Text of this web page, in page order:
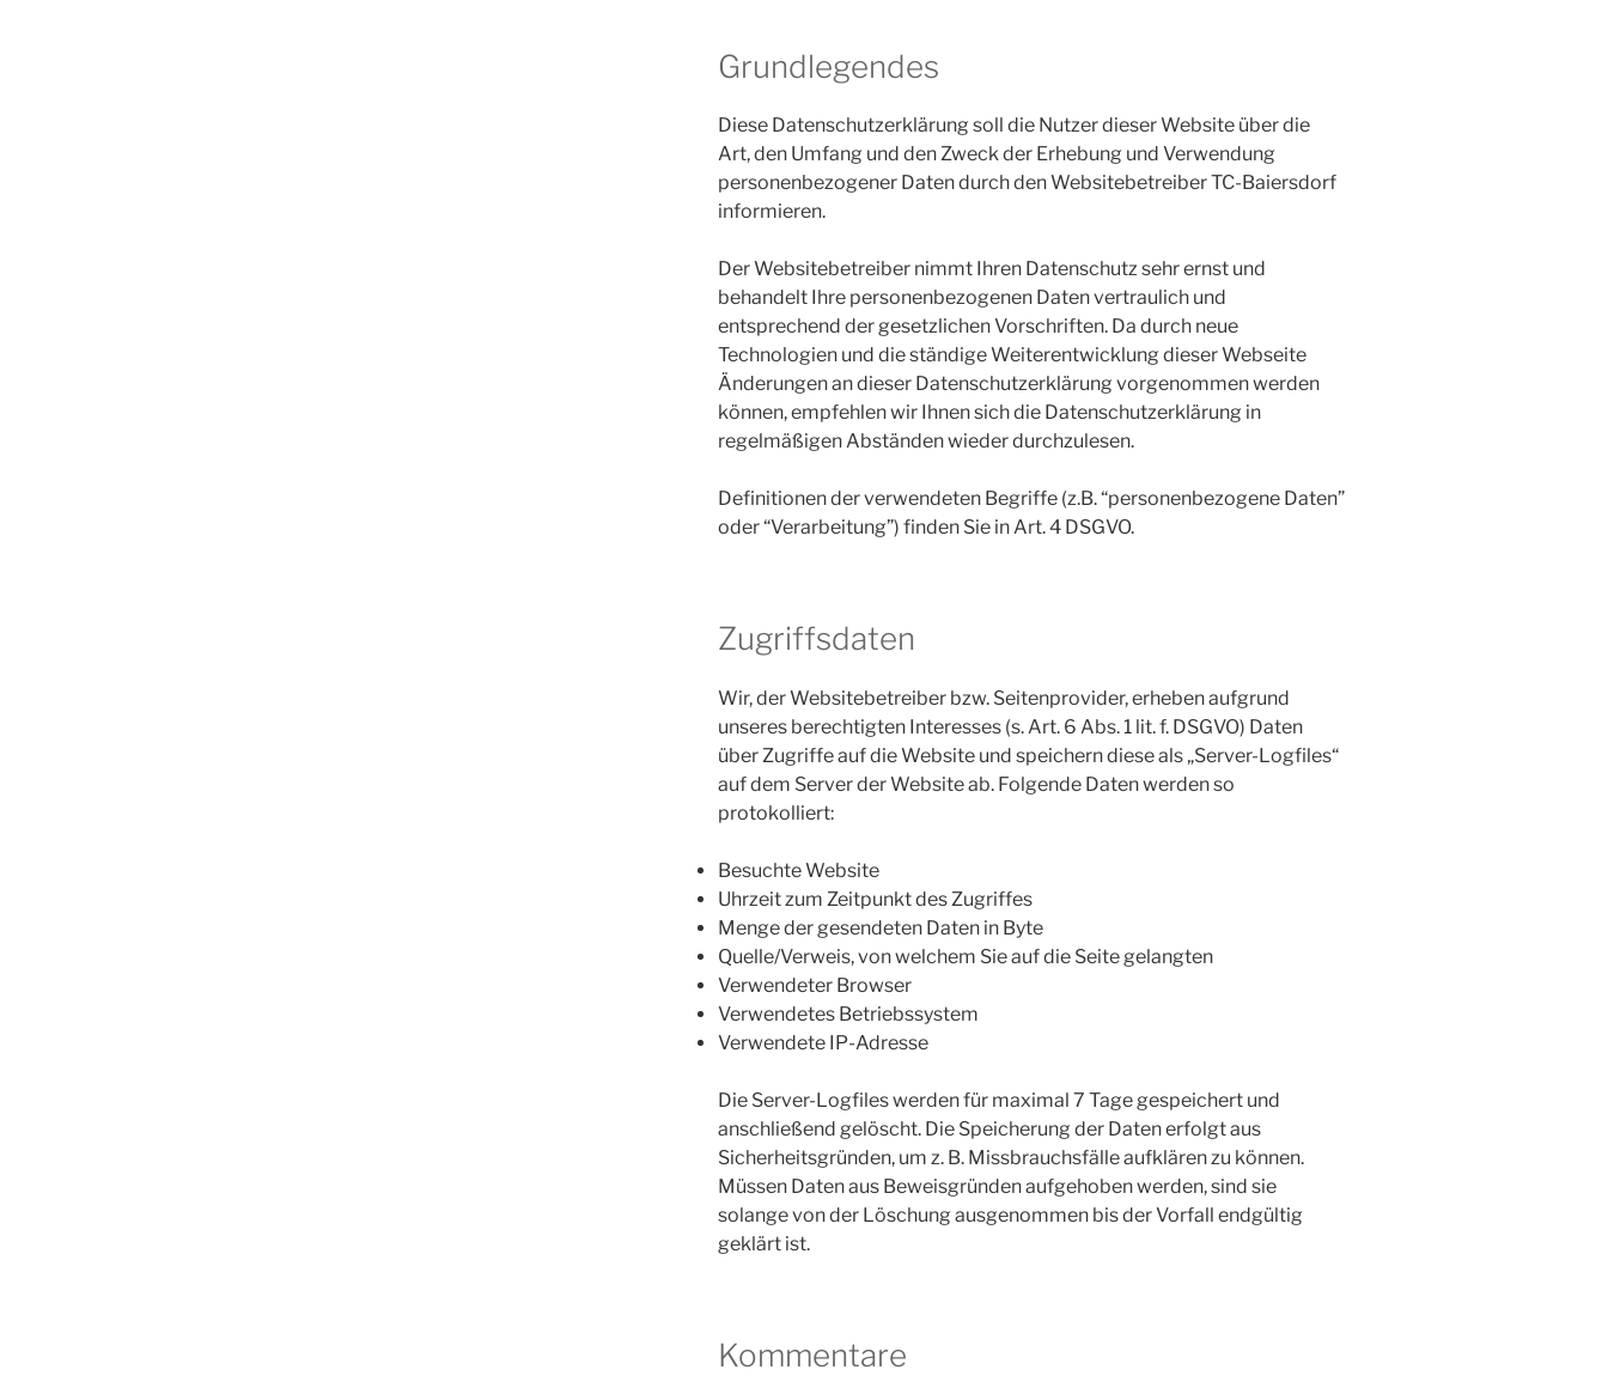
Grundlegendes
Diese Datenschutzerklärung soll die Nutzer dieser Website über die
Art, den Umfang und den Zweck der Erhebung und Verwendung
personenbezogener Daten durch den Websitebetreiber TC-Baiersdorf
informieren.
Der Websitebetreiber nimmt Ihren Datenschutz sehr ernst und
behandelt Ihre personenbezogenen Daten vertraulich und
entsprechend der gesetzlichen Vorschriften. Da durch neue
Technologien und die ständige Weiterentwicklung dieser Webseite
Änderungen an dieser Datenschutzerklärung vorgenommen werden
können, empfehlen wir Ihnen sich die Datenschutzerklärung in
regelmäßigen Abständen wieder durchzulesen.
Definitionen der verwendeten Begriffe (z.B. “personenbezogene Daten”
oder “Verarbeitung”) finden Sie in Art. 4 DSGVO.
Zugriffsdaten
Wir, der Websitebetreiber bzw. Seitenprovider, erheben aufgrund
unseres berechtigten Interesses (s. Art. 6 Abs. 1 lit. f. DSGVO) Daten
über Zugriffe auf die Website und speichern diese als „Server-Logfiles“
auf dem Server der Website ab. Folgende Daten werden so
protokolliert:
Besuchte Website
Uhrzeit zum Zeitpunkt des Zugriffes
Menge der gesendeten Daten in Byte
Quelle/Verweis, von welchem Sie auf die Seite gelangten
Verwendeter Browser
Verwendetes Betriebssystem
Verwendete IP-Adresse
Die Server-Logfiles werden für maximal 7 Tage gespeichert und
anschließend gelöscht. Die Speicherung der Daten erfolgt aus
Sicherheitsgründen, um z. B. Missbrauchsfälle aufklären zu können.
Müssen Daten aus Beweisgründen aufgehoben werden, sind sie
solange von der Löschung ausgenommen bis der Vorfall endgültig
geklärt ist.
Kommentare